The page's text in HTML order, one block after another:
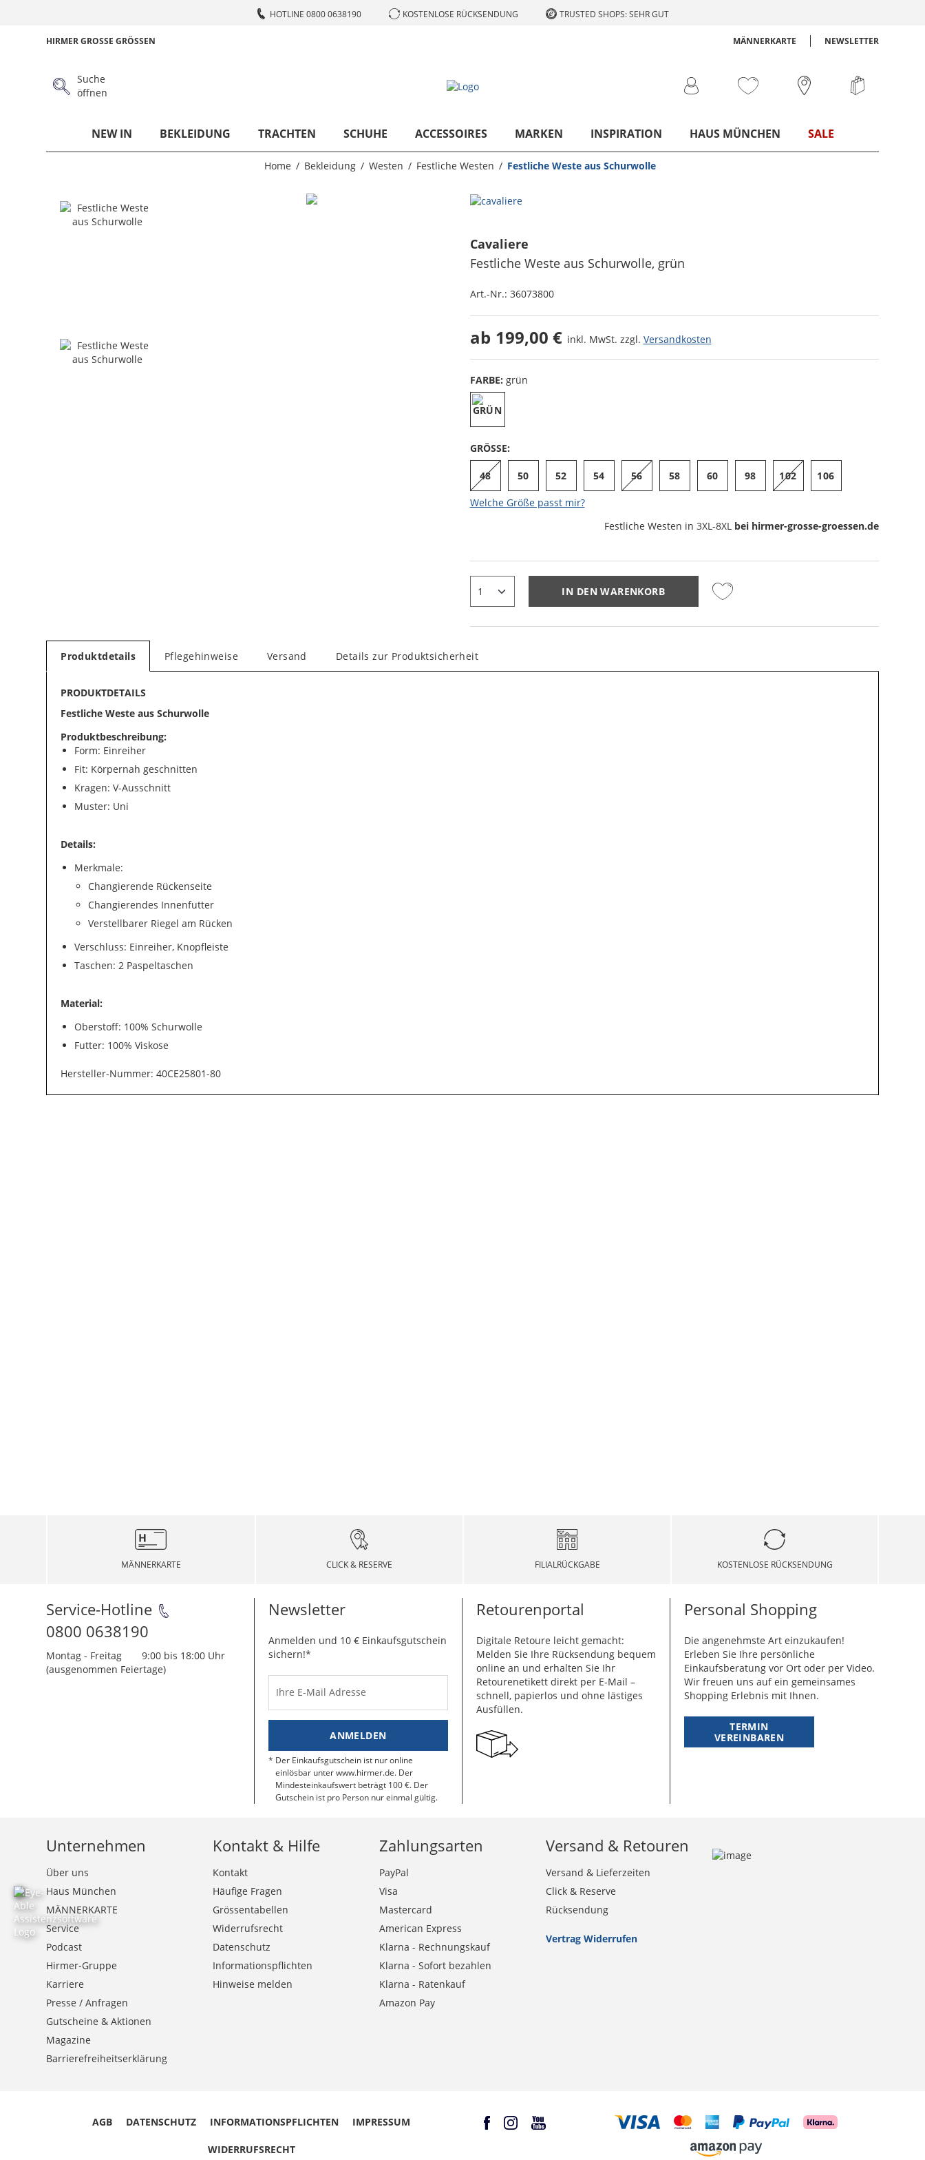
HOTLINE 0800 0638190 KOSTENLOSE RÜCKSENDUNG TRUSTED SHOPS: SEHR GUT
HIRMER GROSSE GRÖSSEN MÄNNERKARTE NEWSLETTER
Suche
öffnen
NEW IN BEKLEIDUNG TRACHTEN SCHUHE ACCESSOIRES MARKEN INSPIRATION HAUS MÜNCHEN SALE
Home Bekleidung Westen Festliche Westen Festliche Weste aus Schurwolle
Cavaliere
Festliche Weste aus Schurwolle, grün
Art.-Nr.: 36073800
ab 199,00 € inkl. MwSt. zzgl. Versandkosten
FARBE: grün
GRÖSSE:
48 50 52 54 56 58 60 98 102 106
Welche Größe passt mir?
Festliche Westen in 3XL-8XL bei hirmer-grosse-groessen.de
IN DEN WARENKORB
Produktdetails Pflegehinweise Versand Details zur Produktsicherheit
PRODUKTDETAILS
Festliche Weste aus Schurwolle
Produktbeschreibung:
Form: Einreiher
Fit: Körpernah geschnitten
Kragen: V-Ausschnitt
Muster: Uni
Details:
Merkmale:
Changierende Rückenseite
Changierendes Innenfutter
Verstellbarer Riegel am Rücken
Verschluss: Einreiher, Knopfleiste
Taschen: 2 Paspeltaschen
Material:
Oberstoff: 100% Schurwolle
Futter: 100% Viskose
Hersteller-Nummer: 40CE25801-80
MÄNNERKARTE CLICK & RESERVE FILIALRÜCKGABE KOSTENLOSE RÜCKSENDUNG
Service-Hotline
0800 0638190
Montag - Freitag
9:00 bis 18:00 Uhr
(ausgenommen Feiertage)
Newsletter
Anmelden und 10 € Einkaufsgutschein
sichern!*
Ihre E-Mail Adresse
ANMELDEN
Der Einkaufsgutschein ist nur online
einlösbar unter www.hirmer.de. Der
Mindesteinkaufswert beträgt 100 €. Der
Gutschein ist pro Person nur einmal gültig.
Retourenportal
Digitale Retoure leicht gemacht:
Melden Sie Ihre Rücksendung bequem
online an und erhalten Sie Ihr
Retourenetikett direkt per E-Mail –
schnell, papierlos und ohne lästiges
Ausfüllen.
Personal Shopping
Die angenehmste Art einzukaufen!
Erleben Sie Ihre persönliche
Einkaufsberatung vor Ort oder per Video.
Wir freuen uns auf ein gemeinsames
Shopping Erlebnis mit Ihnen.
TERMIN
VEREINBAREN
Unternehmen
Über uns
Haus München
MÄNNERKARTE
Service
Podcast
Hirmer-Gruppe
Karriere
Presse / Anfragen
Gutscheine & Aktionen
Magazine
Barrierefreiheitserklärung
Kontakt & Hilfe
Kontakt
Häufige Fragen
Grössentabellen
Widerrufsrecht
Datenschutz
Informationspflichten
Hinweise melden
Zahlungsarten
PayPal
Visa
Mastercard
American Express
Klarna - Rechnungskauf
Klarna - Sofort bezahlen
Klarna - Ratenkauf
Amazon Pay
Versand & Retouren
Versand & Lieferzeiten
Click & Reserve
Rücksendung
Vertrag Widerrufen
AGB DATENSCHUTZ INFORMATIONSPFLICHTEN IMPRESSUM
WIDERRUFSRECHT